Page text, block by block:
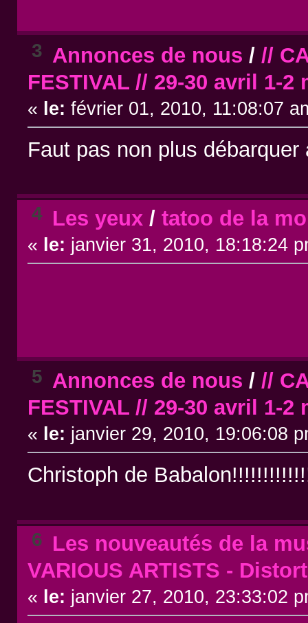
3 Annonces de nous / //
FESTIVAL // 29-30 avril 1-2
« le: février 01, 2010, 11:08:07
Faut pas non plus
4 Les yeux/ tatoo de la
« le: janvier 31, 2010, 18:18:24
5 Annonces de nous / //
FESTIVAL // 29-30 avril 1-2
« le: janvier 29, 2010, 19:06:08
Christoph de
6 Les nouveautés de la
VARIOUS ARTISTS -
« le: janvier 27, 2010, 23:33:02